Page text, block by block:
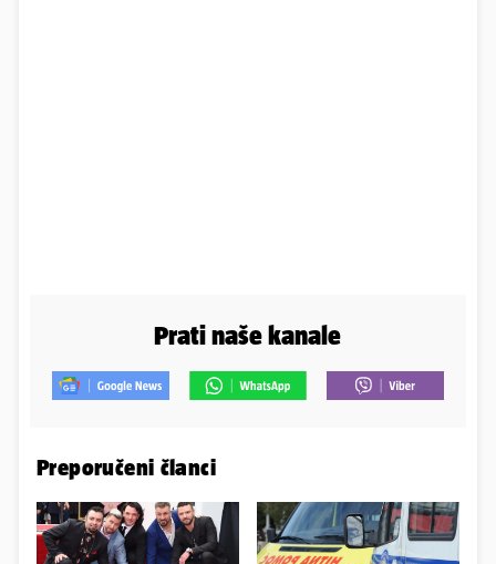
Prati naše kanale
Preporučeni članci